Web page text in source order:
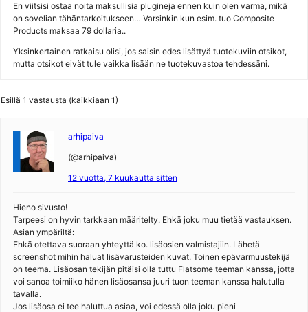
En viitsisi ostaa noita maksullisia plugineja ennen kuin olen varma, mikä
on sovelian tähäntarkoitukseen… Varsinkin kun esim. tuo Composite
Products maksaa 79 dollaria..
Yksinkertainen ratkaisu olisi, jos saisin edes lisättyä tuotekuviin otsikot,
mutta otsikot eivät tule vaikka lisään ne tuotekuvastoa tehdessäni.
Esillä 1 vastausta (kaikkiaan 1)
arhipaiva
(@arhipaiva)
12 vuotta, 7 kuukautta sitten
Hieno sivusto!
Tarpeesi on hyvin tarkkaan määritelty. Ehkä joku muu tietää vastauksen.
Asian ympäriltä:
Ehkä otettava suoraan yhteyttä ko. lisäosien valmistajiin. Lähetä
screenshot mihin haluat lisävarusteiden kuvat. Toinen epävarmuustekijä
on teema. Lisäosan tekijän pitäisi olla tuttu Flatsome teeman kanssa, jotta
voi sanoa toimiiko hänen lisäosansa juuri tuon teeman kanssa halutulla
tavalla.
Jos lisäosa ei tee haluttua asiaa, voi edessä olla joku pieni